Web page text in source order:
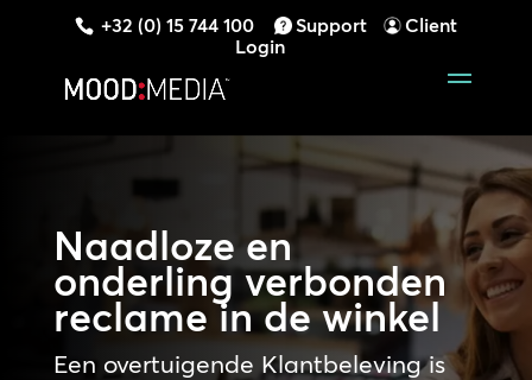
+32 (0) 15 744 100 Support
Client
Login
Naadloze en
onderling verbonden
reclame in de winkel
Een overtuigende Klantbeleving is